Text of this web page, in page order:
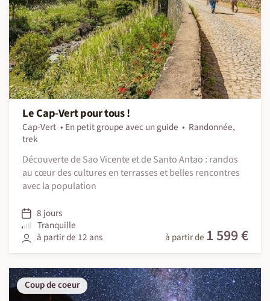
Le Cap-Vert pour tous !
Cap-Vert En petit groupe avec un guide
Randonnée,
trek
Découverte de Sao Vicente et de Santo Antao : randos
au cœur des cultures en terrasses et belles rencontres
avec la population
8 jours
Tranquille
à partir de 12 ans
à partir de 1 599 €
Coup de coeur